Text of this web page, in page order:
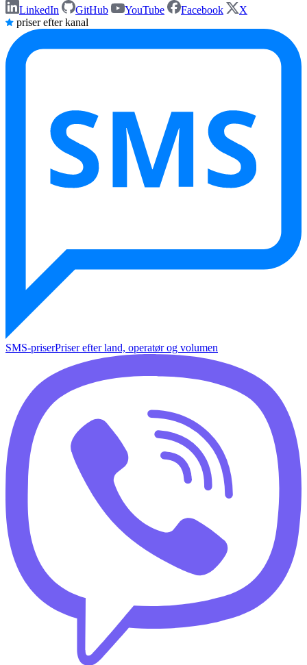
LinkedIn
GitHub YouTube Facebook
X
priser efter kanal
SMS-priserPriser efter land, operatør og volumen